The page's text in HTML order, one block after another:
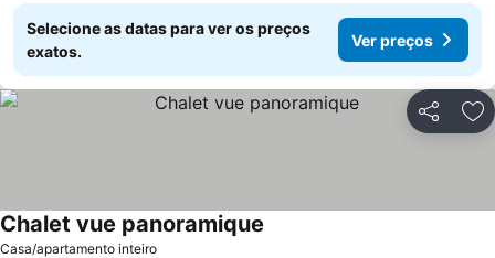
Selecione as datas para ver os preços
exatos.
Ver preços
Partilhar
Casa/apartamento inteiro
Chalet vue panoramique